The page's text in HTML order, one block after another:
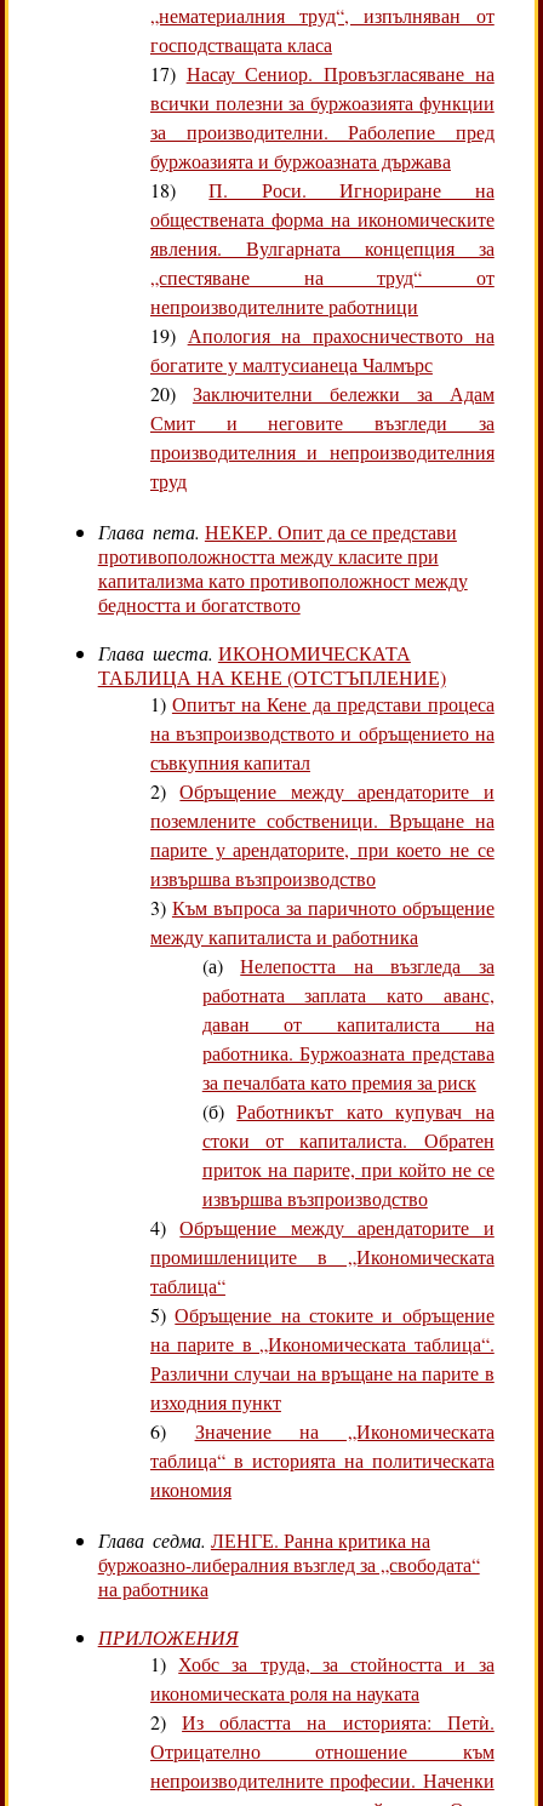
„нематериалния труд“, изпълняван от
господстващата класа
17) Насау Сениор. Провъзгласяване на
всички полезни за буржоазията функции
за производителни. Раболепие пред
буржоазията и буржоазната държава
18)П. Роси. Игнориране на
обществената форма на икономическите
явления. Вулгарната концепция за
„спестяване на труд“ от
непроизводителните работници
19) Апология на прахосничеството на
богатите у малтусианеца Чалмърс
20) Заключителни бележки за Адам
Смит и неговите възгледи за
производителния и непроизводителния
труд
Глава пета. НЕКЕР. Опит да се представи
противоположността между класите при
капитализма като противоположност между
бедността и богатството
Глава шеста. ИКОНОМИЧЕСКАТА
ТАБЛИЦА НА КЕНЕ (ОТСТЪПЛЕНИЕ)
1) Опитът на Кене да представи процеса
на възпроизводството и обръщението на
съвкупния капитал
2)Обръщение между арендаторите и
поземлените собственици. Връщане на
парите у арендаторите, при което не се
извършва възпроизводство
3) Към въпроса за паричното обръщение
между капиталиста и работника
(а)Нелепостта на възгледа за
работната заплата като аванс,
даван от капиталиста на
работника. Буржоазната представа
за печалбата като премия за риск
(б)Работникът като купувач на
стоки от капиталиста. Обратен
приток на парите, при който не се
извършва възпроизводство
4)Обръщение между арендаторите и
промишлениците в „Икономическата
таблица“
5)Обръщение на стоките и обръщение
на парите в „Икономическата таблица“.
Различни случаи на връщане на парите в
изходния пункт
6) Значение на „Икономическата
таблица“ в историята на политическата
икономия
Глава седма. ЛЕНГЕ. Ранна критика на
буржоазно-либералния възглед за „свободата“
на работника
ПРИЛОЖЕНИЯ
1) Хобс за труда, за стойността и за
икономическата роля на науката
2)Из областта на историята: Петѝ.
Отрицателно отношение към
непроизводителните професии. Наченки